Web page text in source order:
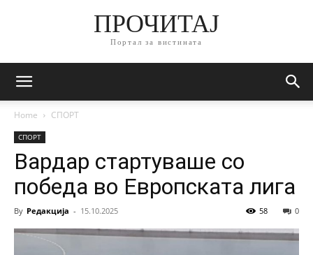
ПРОЧИТАЈ
Портал за вистината
Home СПОРТ
СПОРТ
Вардар стартуваше со
победа во Европската лига
By Редакција - 15.10.2025 0
58